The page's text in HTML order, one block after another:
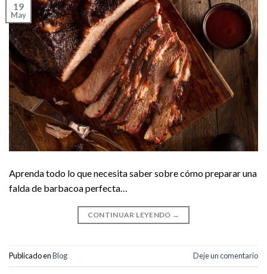
19
May
Aprenda todo lo que necesita saber sobre cómo preparar una
falda de barbacoa perfecta…
CONTINUAR LEYENDO →
Publicado enBlog Deje un comentario